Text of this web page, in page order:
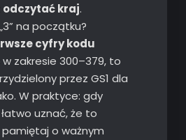
odczytać kraj.
na początku?
cyfry kodu
zakresie 300–379, to
przez GS1 dla
W praktyce: gdy
łatwo uznać, że to
pamiętaj o ważnym